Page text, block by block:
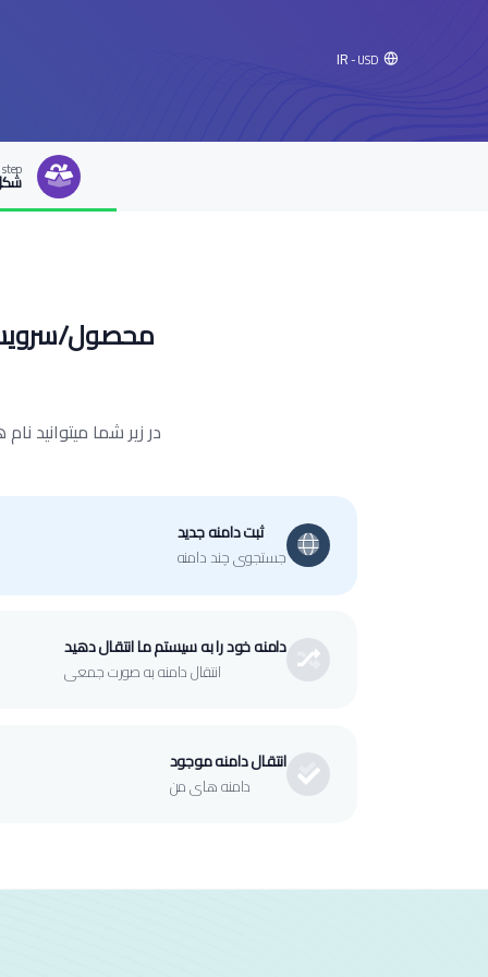
IR- USD
محصول/سرویسی
در زیر شما میتوانید
ثبت دامنه جدید
جستجوی چند دامنه
دامنه خود را به سیستم ما انتقال دهید
انتقال دامنه به صورت جمعی
انتقال دامنه موجود
دامنه های من